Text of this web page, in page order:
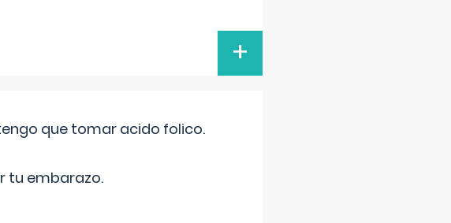
+
que tomar acido folico.
tu embarazo.